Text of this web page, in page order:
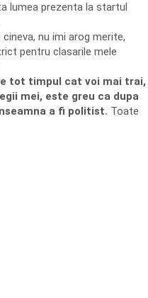
lumea prezenta la startul
nu imi arog merite,
pentru clasarile mele
tot timpul cat voi mai trai,
mei, este greu ca dupa
a fi politist. Toate